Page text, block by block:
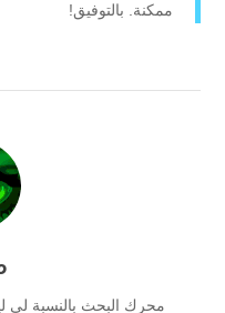
ممكنة. بالتوفيق!
محرك البحث بالنسبة